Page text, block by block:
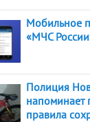
Мобильное
«МЧС
Полиция
напоминает
правила